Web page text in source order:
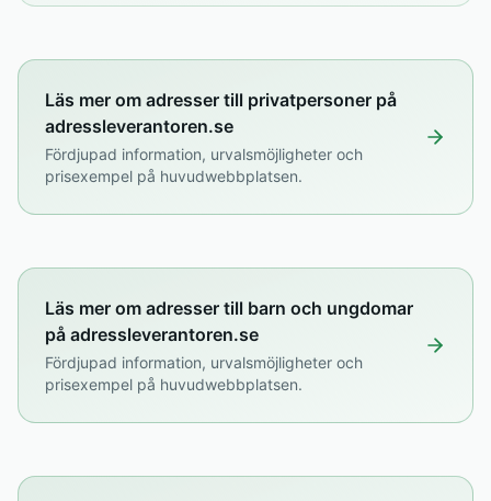
Läs mer om adresser till privatpersoner på
adressleverantoren.se
Fördjupad information, urvalsmöjligheter och
prisexempel på huvudwebbplatsen.
Läs mer om adresser till barn och ungdomar
på adressleverantoren.se
Fördjupad information, urvalsmöjligheter och
prisexempel på huvudwebbplatsen.